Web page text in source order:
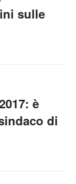
sulle
è
di